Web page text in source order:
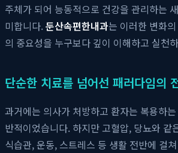
주체가 되어 능동적으로 건강을 관리하는
미합니다.둔산속편한내과는 이러한 변화
의 중요성을 누구보다 깊이 이해하고 실천
단순한 치료를 넘어선 패러다임의
과거에는 의사가 처방하고 환자는 복용하
반적이었습니다. 하지만 고혈압, 당뇨와 같
식습관, 운동, 스트레스 등 생활 전반에 걸